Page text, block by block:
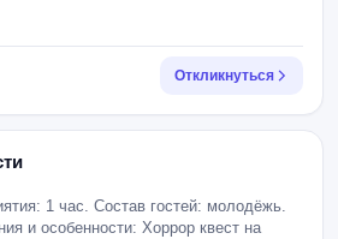
Откликнуться
1 час. Состав гостей: молодёжь.
и особенности: Хоррор квест на